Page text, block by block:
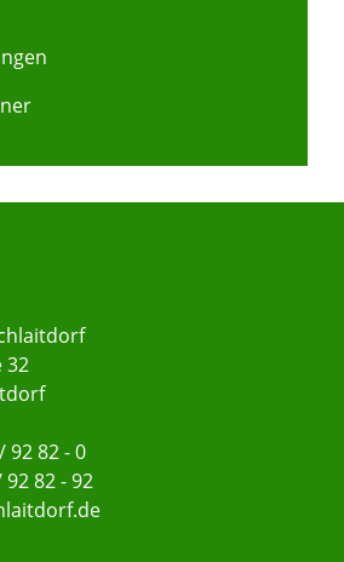
32
92 82 - 0
92 82 - 92